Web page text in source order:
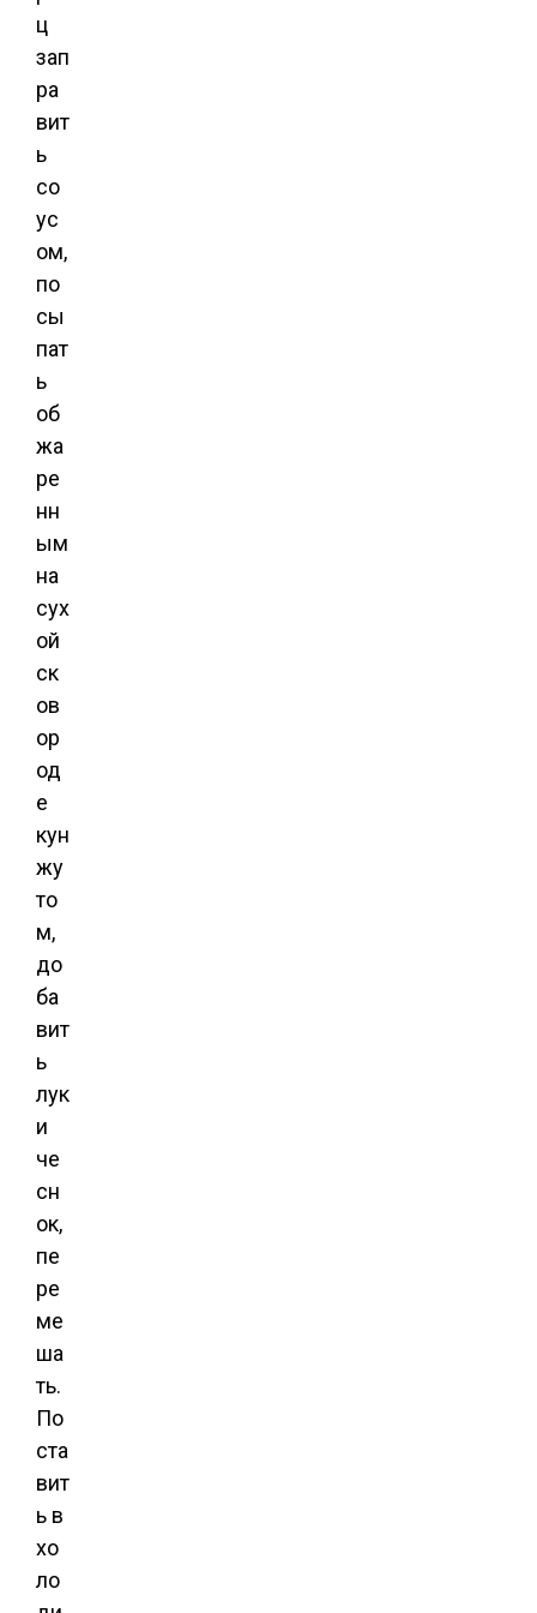
ц
зап
ра
вит
ь
со
ус
ом,
по
сы
пат
ь
об
жа
ре
нн
ым
на
сух
ой
ск
ов
ор
од
е
кун
жу
то
м,
до
ба
вит
ь
лук
и
че
сн
ок,
пе
ре
ме
ша
ть.
По
ста
вит
ь в
хо
ло